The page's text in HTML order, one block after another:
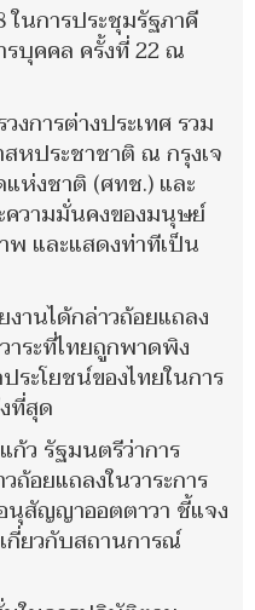
ในการประชุมรัฐภาคี
บุคคล ครั้งที่ 22 ณ
การต่างประเทศ รวม
หประชาชาติ ณ กรุงเจ
ห่งชาติ (ศทช.) และ
วามมั่นคงของมนุษย์
พ และแสดงท่าทีเป็น
านได้กล่าวถ้อยแถลง
าระที่ไทยถูกพาดพิง
ะโยชน์ของไทยในการ
ที่สุด
ว รัฐมนตรีว่าการ
ถ้อยแถลงในวาระการ
นุสัญญาออตตาวา ชี้แจง
กี่ยวกับสถานการณ์